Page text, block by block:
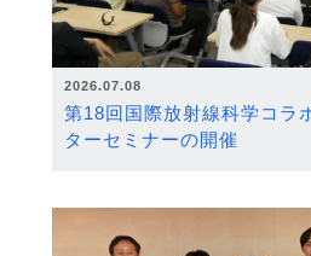
2026.07.08
第18回国際放射線科学コラ
ターセミナーの開催